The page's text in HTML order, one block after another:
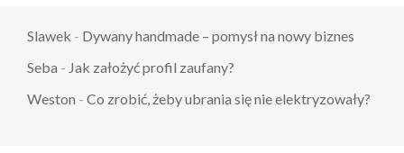
Slawek - Dywany handmade – pomysł na nowy biznes
Seba - Jak założyć profil zaufany?
Weston - Co zrobić, żeby ubrania się nie elektryzowały?